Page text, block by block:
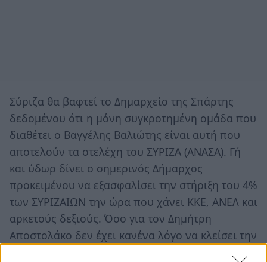
Σύριζα θα βαφτεί το Δημαρχείο της Σπάρτης
δεδομένου ότι η μόνη συγκροτημένη ομάδα που
διαθέτει ο Βαγγέλης Βαλιώτης είναι αυτή που
αποτελούν τα στελέχη του ΣΥΡΙΖΑ (ΑΝΑΣΑ). Γή
και ύδωρ δίνει ο σημερινός Δήμαρχος
προκειμένου να εξασφαλίσει την στήριξη του 4%
των ΣΥΡΙΖΑΙΩΝ την ώρα που χάνει ΚΚΕ, ΑΝΕΛ και
αρκετούς δεξιούς. Όσο για τον Δημήτρη
Αποστολάκο δεν έχει κανένα λόγο να κλείσει την